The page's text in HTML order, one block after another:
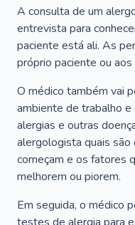
A consulta de um
entrevista para
paciente está ali. As
próprio paciente ou aos
O médico também vai
ambiente de trabalho
alergias e outras
alergologista quais
começam e os fatores
melhorem ou piorem.
Em seguida, o médico